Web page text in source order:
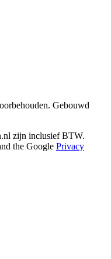
Gebouwd
zijn inclusief BTW.
the Google Privacy